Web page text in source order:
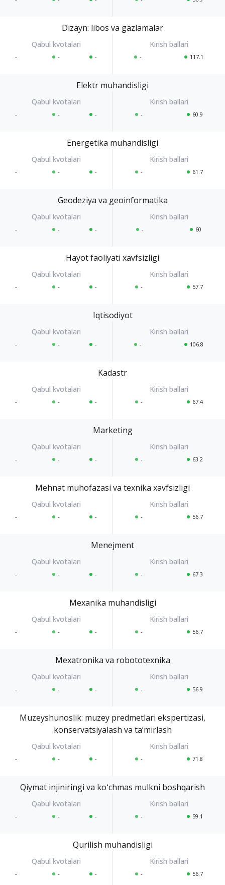
Dizayn: libos va gazlamalar
- - - - 117.1
Elektr muhandisligi
- - - - 60.9
Energetika muhandisligi
- - - - 61.7
Geodeziya va geoinformatika
- - - - 60
Hayot faoliyati xavfsizligi
- - - - 57.7
Iqtisodiyot
- - - - 106.8
Kadastr
- - - - 67.4
Marketing
- - - - 63.2
Mehnat muhofazasi va texnika xavfsizligi
- - - - 56.7
Menejment
- - - - 67.3
Mexanika muhandisligi
- - - - 56.7
Mexatronika va robototexnika
- - - - 56.9
Muzeyshunoslik: muzey predmetlari ekspertizasi,
konservatsiyalash va taʼmirlash
- - - - 71.8
Qiymat injiniringi va koʻchmas mulkni boshqarish
- - - - 59.1
Qurilish muhandisligi
- - - - 56.7